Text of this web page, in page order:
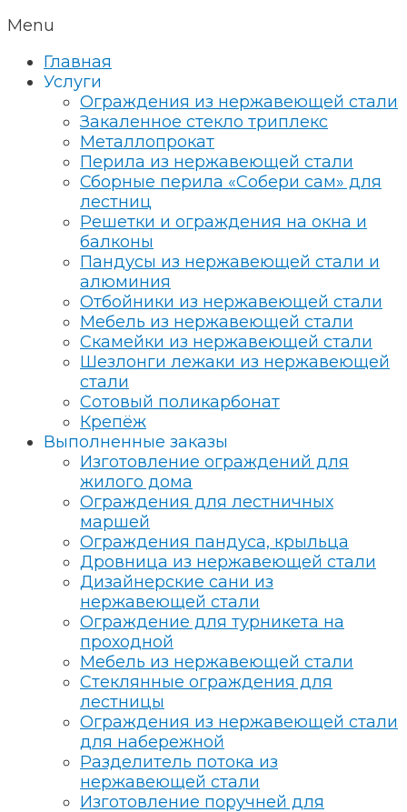
Menu
Главная
Услуги
Ограждения из нержавеющей стали
Закаленное стекло триплекс
Металлопрокат
Перила из нержавеющей стали
Сборные перила «Собери сам» для
лестниц
Решетки и ограждения на окна и
балконы
Пандусы из нержавеющей стали и
алюминия
Отбойники из нержавеющей стали
Мебель из нержавеющей стали
Скамейки из нержавеющей стали
Шезлонги лежаки из нержавеющей
стали
Сотовый поликарбонат
Крепёж
Выполненные заказы
Изготовление ограждений для
жилого дома
Ограждения для лестничных
маршей
Ограждения пандуса, крыльца
Дровница из нержавеющей стали
Дизайнерские сани из
нержавеющей стали
Ограждение для турникета на
проходной
Мебель из нержавеющей стали
Стеклянные ограждения для
лестницы
Ограждения из нержавеющей стали
для набережной
Разделитель потока из
нержавеющей стали
Изготовление поручней для